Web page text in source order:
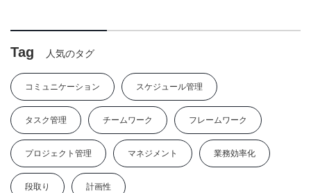
Tag 人気のタグ
コミュニケーション スケジュール管理
タスク管理 チームワーク フレームワーク
プロジェクト管理 マネジメント 業務効率化
段取り 計画性